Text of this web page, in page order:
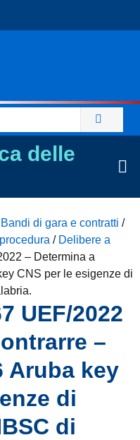
delle
Bandi di gara e contratti /
/ Delibere a
– Determina a
CNS per le esigenze di
UEF/2022
–
Aruba key
di
di